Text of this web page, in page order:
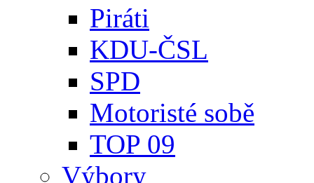
Piráti
KDU-ČSL
SPD
Motoristé sobě
TOP 09
Výbory